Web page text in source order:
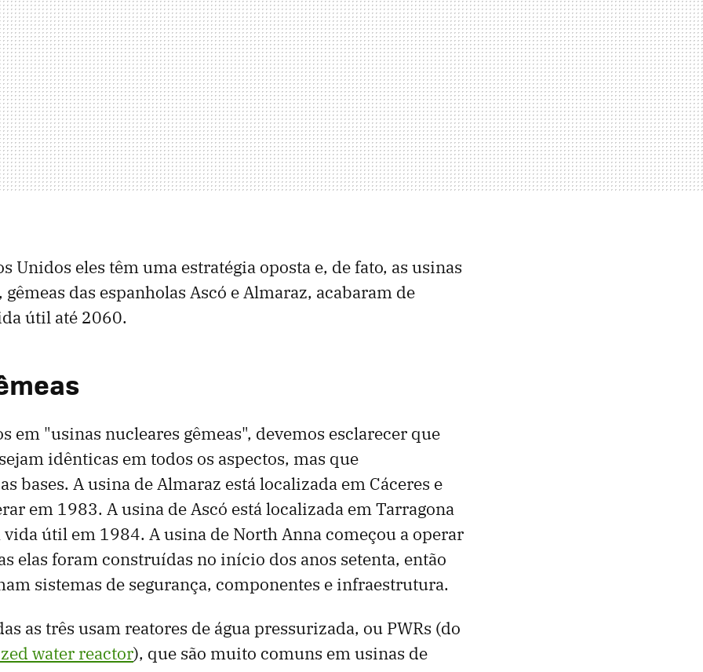
Unidos eles têm uma estratégia oposta e, de fato, as usinas
das espanholas Ascó e Almaraz, acabaram de
útil até 2060.
em "usinas nucleares gêmeas", devemos esclarecer que
idênticas em todos os aspectos, mas que
bases. A usina de Almaraz está localizada em Cáceres e
em 1983. A usina de Ascó está localizada em Tarragona
vida útil em 1984. A usina de North Anna começou a operar
elas foram construídas no início dos anos setenta, então
sistemas de segurança, componentes e infraestrutura.
as três usam reatores de água pressurizada, ou PWRs (do
water reactor), que são muito comuns em usinas de